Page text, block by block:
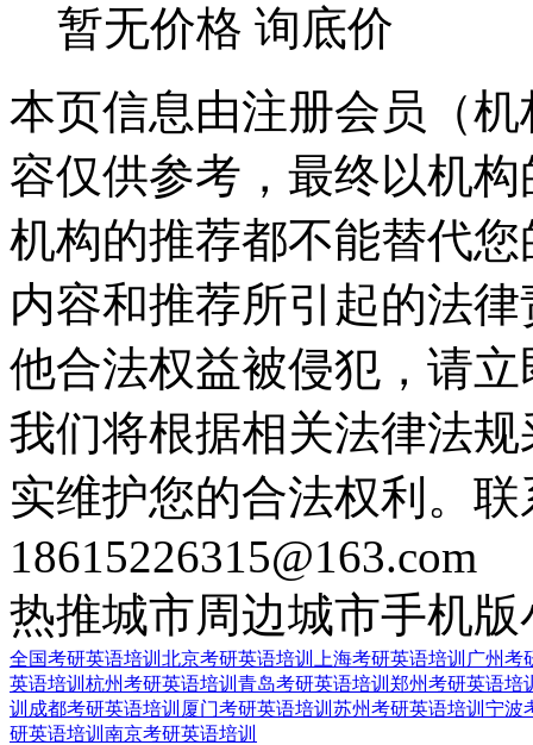
暂无价格 询底价
本页信息由注册会员（
容仅供参考，最终以机
机构的推荐都不能替代
内容和推荐所引起的法
他合法权益被侵犯，请
我们将根据相关法律法
实维护您的合法权利。
18615226315@163.com
热推城市周边城市手机版
全国考研英语培训 北京考研英语培训 上海考研英语培训 广州考
英语培训 杭州考研英语培训 青岛考研英语培训 郑州考研英语培
训 成都考研英语培训 厦门考研英语培训 苏州考研英语培训 宁波
研英语培训 南京考研英语培训